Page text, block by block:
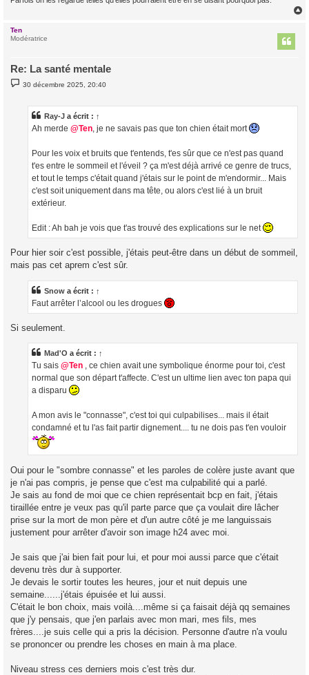
Ten
Modératrice
Re: La santé mentale
M30 décembre 2025, 20:40
Ray-J a écrit : ↑
Ah merde @Ten, je ne savais pas que ton chien était mort
Pour les voix et bruits que t'entends, t'es sûr que ce n'est pas quand
t'es entre le sommeil et l'éveil ? ça m'est déjà arrivé ce genre de trucs,
et tout le temps c'était quand j'étais sur le point de m'endormir... Mais
c'est soit uniquement dans ma tête, ou alors c'est lié à un bruit
extérieur.
Edit : Ah bah je vois que t'as trouvé des explications sur le net
Pour hier soir c'est possible, j'étais peut-être dans un début de sommeil,
mais pas cet aprem c'est sûr.
Snow a écrit : ↑
Faut arrêter l’alcool ou les drogues
Si seulement.
Mad'O a écrit : ↑
Tu sais @Ten , ce chien avait une symbolique énorme pour toi, c'est
normal que son départ t'affecte. C'est un ultime lien avec ton papa qui
a disparu
A mon avis le "connasse", c'est toi qui culpabilises... mais il était
condamné et tu l'as fait partir dignement.... tu ne dois pas t'en vouloir
Oui pour le "sombre connasse" et les paroles de colère juste avant que
je n'ai pas compris, je pense que c'est ma culpabilité qui a parlé.
Je sais au fond de moi que ce chien représentait bcp en fait, j'étais
tiraillée entre je veux pas qu'il parte parce que ça voulait dire lâcher
prise sur la mort de mon père et d'un autre côté je me languissais
justement pour arrêter d'avoir son image h24 avec moi.
Je sais que j'ai bien fait pour lui, et pour moi aussi parce que c'était
devenu très dur à supporter.
Je devais le sortir toutes les heures, jour et nuit depuis une
semaine......j'étais épuisée et lui aussi.
C'était le bon choix, mais voilà....même si ça faisait déjà qq semaines
que j'y pensais, que j'en parlais avec mon mari, mes fils, mes
frères....je suis celle qui a pris la décision. Personne d'autre n'a voulu
se prononcer ou prendre les choses en main à ma place.
Niveau stress ces derniers mois c'est très dur.